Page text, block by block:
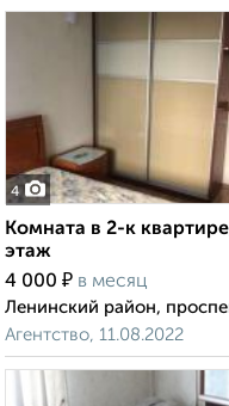
4
Комната в 2-к
этаж
4 000 ₽ в месяц
Ленинский район,
Агентство, 11.08.2022